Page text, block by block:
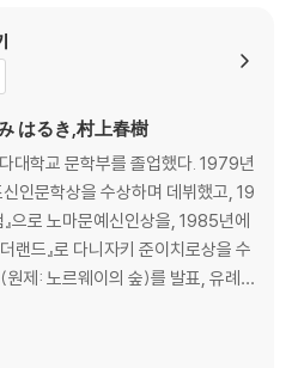
はるき,村上春樹
대학교 문학부를 졸업했다. 1979년
신인문학상을 수상하며 데뷔했고, 19
으로 노마문예신인상을, 1985년에
랜드』로 다니자키 준이치로상을 수
원제: 노르웨이의 숲)를 발표, 유례없
신드롬을 일으키며 세계적인 작가
새』로 요미우리문학상을 수상했고,